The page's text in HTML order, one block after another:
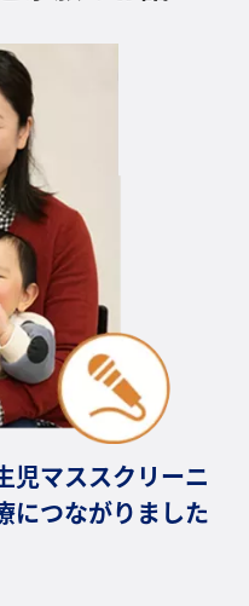
児マススクリーニ
につながりました